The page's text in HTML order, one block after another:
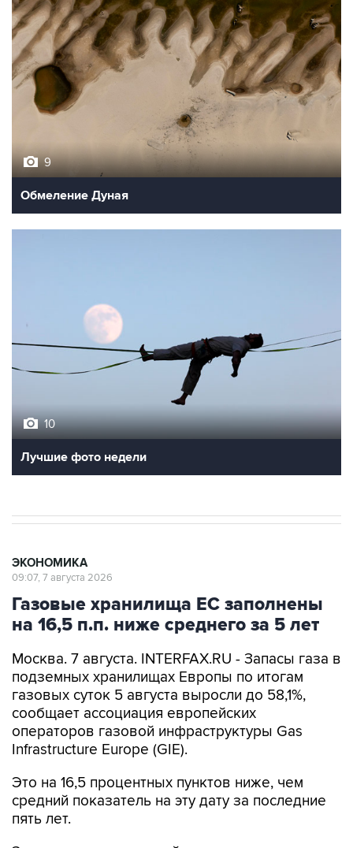
9
Обмеление Дуная
10
Лучшие фото недели
ЭКОНОМИКА
09:07, 7 августа 2026
Газовые хранилища ЕС заполнены
на 16,5 п.п. ниже среднего за 5 лет
Москва. 7 августа. INTERFAX.RU - Запасы газа в
подземных хранилищах Европы по итогам
газовых суток 5 августа выросли до 58,1%,
сообщает ассоциация европейских
операторов газовой инфраструктуры Gas
Infrastructure Europe (GIE).
Это на 16,5 процентных пунктов ниже, чем
средний показатель на эту дату за последние
пять лет.